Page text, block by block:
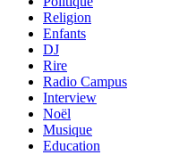
Religion
Enfants
DJ
Rire
Radio Campus
Interview
Noël
Musique
Education